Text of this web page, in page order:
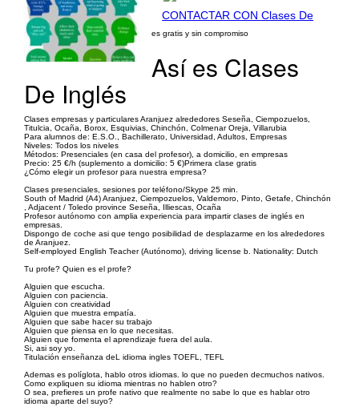
CONTACTAR CON Clases De
es gratis y sin compromiso
Así es Clases
De Inglés
Clases empresas y particulares Aranjuez alrededores Seseña, Ciempozuelos,
Titulcia, Ocaña, Borox, Esquivias, Chinchón, Colmenar Oreja, Villarubia
Para alumnos de: E.S.O., Bachillerato, Universidad, Adultos, Empresas
Niveles: Todos los niveles
Métodos: Presenciales (en casa del profesor), a domicilio, en empresas
Precio: 25 €/h (suplemento a domicilio: 5 €)Primera clase gratis
¿Cómo elegir un profesor para nuestra empresa?
Clases presenciales, sesiones por teléfono/Skype 25 min.
South of Madrid (A4) Aranjuez, Ciempozuelos, Valdemoro, Pinto, Getafe, Chinchón
, Adjacent / Toledo province Seseña, Illiescas, Ocaña
Profesor autónomo con amplia experiencia para impartir clases de inglés en
empresas.
Dispongo de coche asi que tengo posibilidad de desplazarme en los alrededores
de Aranjuez.
Self-employed English Teacher (Autónomo), driving license b. Nationality: Dutch
Tu profe? Quien es el profe?
Alguien que escucha.
Alguien con paciencia.
Alguien con creatividad
Alguien que muestra empatía.
Alguien que sabe hacer su trabajo
Alguien que piensa en lo que necesitas.
Alguien que fomenta el aprendizaje fuera del aula.
Si, asi soy yo.
Titulación enseñanza deL idioma ingles TOEFL, TEFL
Ademas es políglota, hablo otros idiomas. lo que no pueden decmuchos nativos.
Como expliquen su idioma mientras no hablen otro?
O sea, prefieres un profe nativo que realmente no sabe lo que es hablar otro
idioma aparte del suyo?